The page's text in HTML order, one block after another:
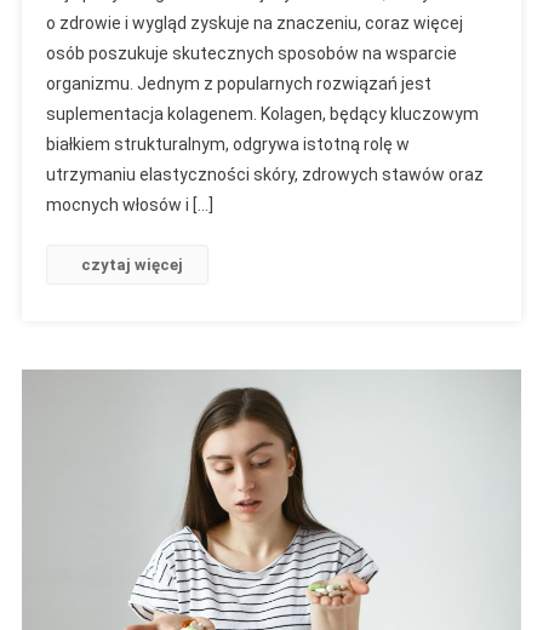
o zdrowie i wygląd zyskuje na znaczeniu, coraz więcej
osób poszukuje skutecznych sposobów na wsparcie
organizmu. Jednym z popularnych rozwiązań jest
suplementacja kolagenem. Kolagen, będący kluczowym
białkiem strukturalnym, odgrywa istotną rolę w
utrzymaniu elastyczności skóry, zdrowych stawów oraz
mocnych włosów i […]
czytaj więcej